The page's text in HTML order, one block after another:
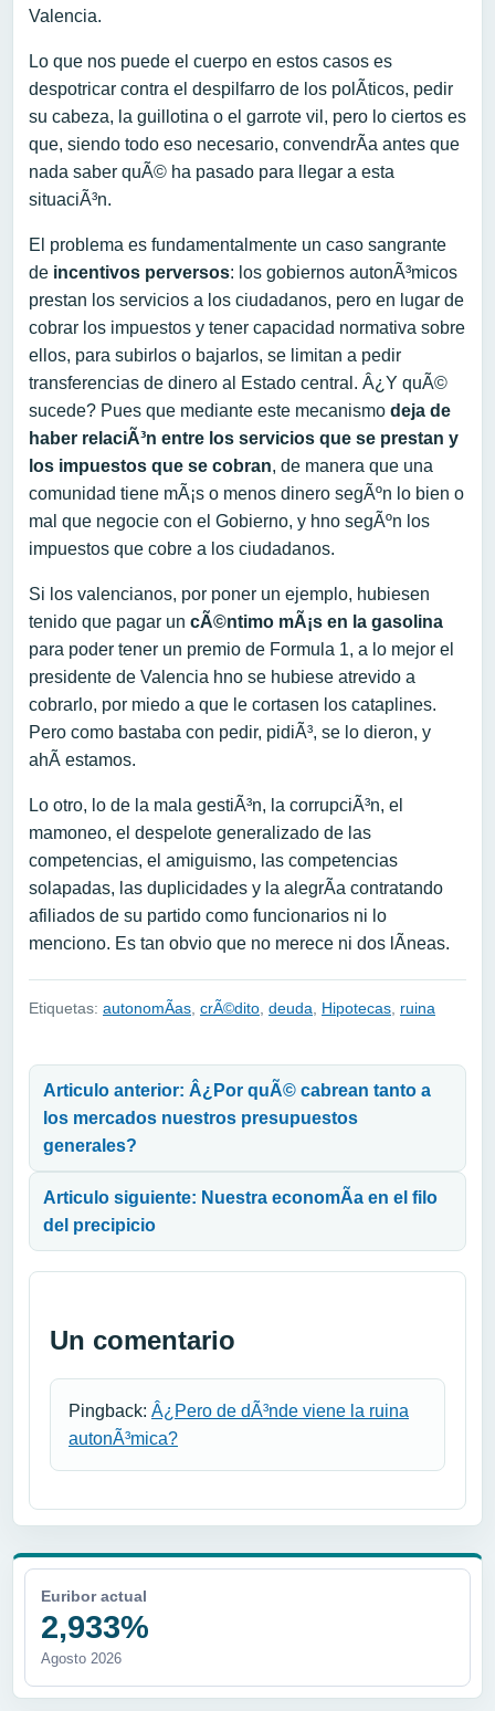
Euribor actual
2,933%
Agosto 2026
Valencia.
Lo que nos puede el cuerpo en estos casos es
despotricar contra el despilfarro de los polÃ­ticos, pedir
su cabeza, la guillotina o el garrote vil, pero lo ciertos es
que, siendo todo eso necesario, convendrÃ­a antes que
nada saber quÃ© ha pasado para llegar a esta
situaciÃ³n.
El problema es fundamentalmente un caso sangrante
de incentivos perversos: los gobiernos autonÃ³micos
prestan los servicios a los ciudadanos, pero en lugar de
cobrar los impuestos y tener capacidad normativa sobre
ellos, para subirlos o bajarlos, se limitan a pedir
transferencias de dinero al Estado central. Â¿Y quÃ©
sucede? Pues que mediante este mecanismo deja de
haber relaciÃ³n entre los servicios que se prestan y
los impuestos que se cobran, de manera que una
comunidad tiene mÃ¡s o menos dinero segÃºn lo bien o
mal que negocie con el Gobierno, y hno segÃºn los
impuestos que cobre a los ciudadanos.
Si los valencianos, por poner un ejemplo, hubiesen
tenido que pagar un cÃ©ntimo mÃ¡s en la gasolina
para poder tener un premio de Formula 1, a lo mejor el
presidente de Valencia hno se hubiese atrevido a
cobrarlo, por miedo a que le cortasen los cataplines.
Pero como bastaba con pedir, pidiÃ³, se lo dieron, y
ahÃ­ estamos.
Lo otro, lo de la mala gestiÃ³n, la corrupciÃ³n, el
mamoneo, el despelote generalizado de las
competencias, el amiguismo, las competencias
solapadas, las duplicidades y la alegrÃ­a contratando
afiliados de su partido como funcionarios ni lo
menciono. Es tan obvio que no merece ni dos lÃ­neas.
Etiquetas: autonomÃ­as, crÃ©dito, deuda, Hipotecas, ruina
Navegación de entradas
Articulo anterior: Â¿Por quÃ© cabrean tanto a
los mercados nuestros presupuestos
generales?
Articulo siguiente: Nuestra economÃ­a en el filo
del precipicio
Un comentario
Pingback: Â¿Pero de dÃ³nde viene la ruina
autonÃ³mica?